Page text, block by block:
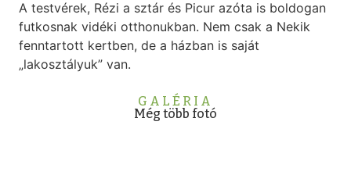
A testvérek, Rézi a sztár és Picur azóta is boldogan
futkosnak vidéki otthonukban. Nem csak a Nekik
fenntartott kertben, de a házban is saját
„lakosztályuk” van.
GALÉRIA
Még több fotó